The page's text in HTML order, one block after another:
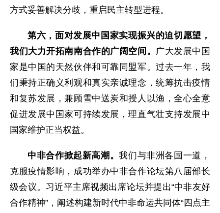
方式妥善解决分歧，重启民主转型进程。
第六，面对发展中国家实现振兴的迫切愿望，
我们大力开拓南南合作的广阔空间。 广大发展中国
家是中国的天然伙伴和可靠同盟军。过去一年，我
们秉持正确义利观和真实亲诚理念，统筹抗击疫情
和复苏发展，兼顾雪中送炭和授人以渔，全心全意
促进发展中国家可持续发展，理直气壮支持发展中
国家维护正当权益。
中非合作掀起新高潮。我们与非洲各国一道，
克服疫情影响，成功举办中非合作论坛第八届部长
级会议。习近平主席视频出席论坛并提出“中非友好
合作精神”，阐述构建新时代中非命运共同体“四点主